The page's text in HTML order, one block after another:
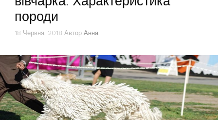
породи
18 Червня, 2018 Автор Анна